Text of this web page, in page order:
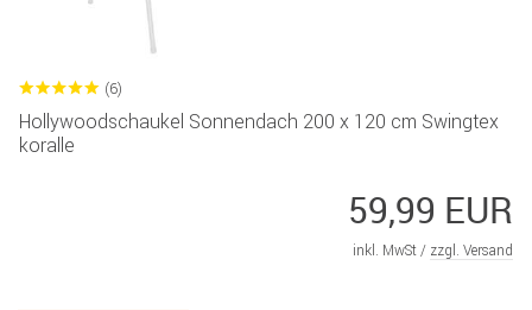
(6)
Hollywoodschaukel Sonnendach 200 x 120 cm Swingtex
koralle
59,99 EUR
inkl. MwSt / zzgl. Versand